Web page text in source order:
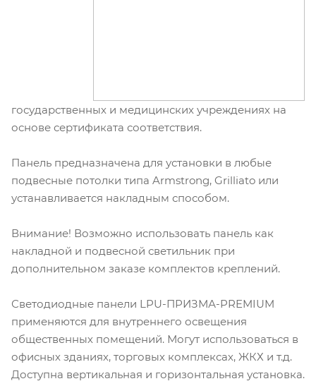
государственных и медицинских учреждениях на
основе сертификата соответствия.
Панель предназначена для установки в любые
подвесные потолки типа Armstrong, Grilliato или
устанавливается накладным способом.
Внимание! Возможно использовать панель как
накладной и подвесной светильник при
дополнительном заказе комплектов креплений.
Светодиодные панели LPU-ПРИЗМА-PREMIUM
применяются для внутреннего освещения
общественных помещений. Могут использоваться в
офисных зданиях, торговых комплексах, ЖКХ и т.д.
Доступна вертикальная и горизонтальная установка.